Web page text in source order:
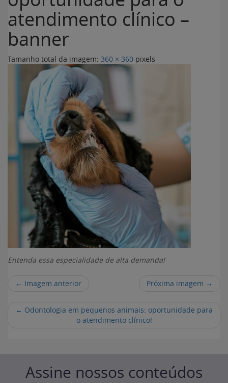
atendimento clínico –
banner
Tamanho total da imagem: 360 × 360 pixels
Entenda essa especialidade de alta demanda!
← Imagem anterior Próxima imagem →
← Odontologia em pequenos animais: oportunidade para
o atendimento clínico!
Assine nossos conteúdos